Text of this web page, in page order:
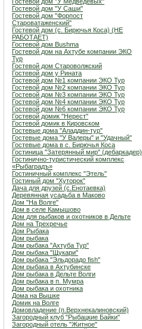
Гостевой дом "У Саши"
Гостевой дом "Форпост
Староватаженский"
Гостевой дом (с. Бирючья Коса) (НЕ
РАБОТАЕТ)
Гостевой дом Bushma
Гостевой дом на Ахтубе компании ЭКО
Тур
Гостевой дом Староволжский
Гостевой дом у Рината
Гостевой дом №1 компании ЭКО Тур
Гостевой дом №2 компании ЭКО Тур
Гостевой дом №3 компании ЭКО Тур
Гостевой дом №4 компании ЭКО Тур
Гостевой дом №6 компании ЭКО Тур
Гостевой домик "Нерест"
Гостевой домик в Кировском
Гостевые дома "Аладдин-тур"
Гостевые дома "У Валеры" и "Удачный"
Гостевые дома в с. Бирючья Коса
Гостиница "Затерянный мир" (дебаркадер)
Гостинично-туристический комплекс
«Рыбаградъ»
Гостиничный комплекс "Этель"
Гостиный дом "Хуторок"
Дача для друзей (с.Енотаевка)
Деревянная усадьба в Маково
Дом "На Волге"
Дом в селе Камышово
Дом для рыбаков и охотников в Дельте
Дом на Трехречье
Дом Рыбака
Дом рыбака
Дом рыбака "Ахтуба Тур"
Дом рыбака "Щукари"
Дом рыбака "Эльдорадо fish"
Дом рыбака в Ахтубинске
Дом рыбака в Дельте Волги
Дом рыбака в п. Мумра
Дом рыбака и охотника
Дома на Вышке
Домик на Волге
Домовладение (п.Верхнекалиновский)
Загородный клуб "Рыбацкие Байки"
Загородный отель "Житное"